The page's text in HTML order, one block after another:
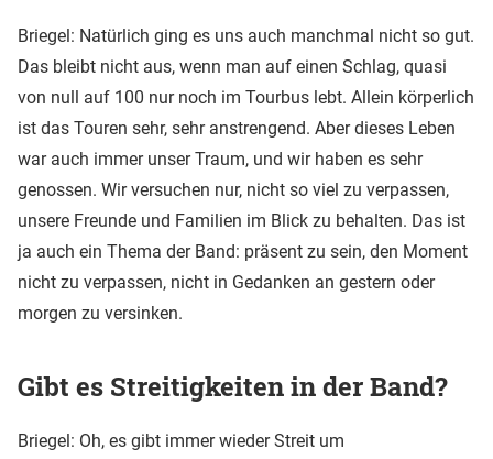
Briegel: Natürlich ging es uns auch manchmal nicht so gut.
Das bleibt nicht aus, wenn man auf einen Schlag, quasi
von null auf 100 nur noch im Tourbus lebt. Allein körperlich
ist das Touren sehr, sehr anstrengend. Aber dieses Leben
war auch immer unser Traum, und wir haben es sehr
genossen. Wir versuchen nur, nicht so viel zu verpassen,
unsere Freunde und Familien im Blick zu behalten. Das ist
ja auch ein Thema der Band: präsent zu sein, den Moment
nicht zu verpassen, nicht in Gedanken an gestern oder
morgen zu versinken.
Gibt es Streitigkeiten in der Band?
Briegel: Oh, es gibt immer wieder Streit um